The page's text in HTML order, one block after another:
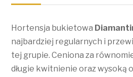
Hortensja bukietowa
najbardziej regularnych i
tej grupie. Ceniona za
długie kwitnienie oraz wysoką